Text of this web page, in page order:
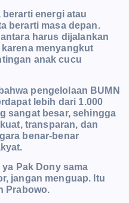
berarti energi atau
berarti masa depan.
harus dijalankan
menyangkut
anak cucu
pengelolaan BUMN
lebih dari 1.000
sangat besar, sehingga
transparan, dan
benar-benar
Pak Dony sama
jangan menguap. Itu
Prabowo.